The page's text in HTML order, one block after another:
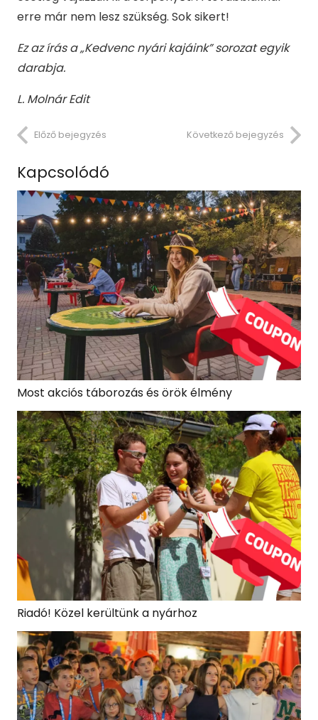
erre már nem lesz szükség. Sok sikert!
Ez az írás a „Kedvenc nyári kajáink” sorozat egyik
darabja.
L. Molnár Edit
Előző bejegyzés Következő bejegyzés
Kapcsolódó
Most akciós táborozás és örök élmény
Riadó! Közel kerültünk a nyárhoz